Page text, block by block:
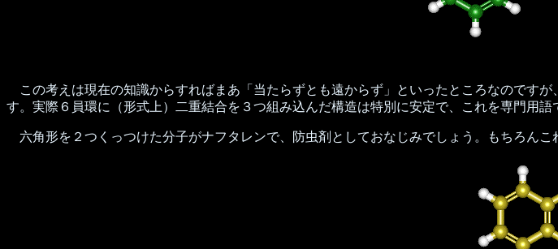
この考えは現在の知識からすればまあ「当たらずとも遠からず」といったところなのです
す。実際６員環に（形式上）二重結合を３つ組み込んだ構造は特別に安定で、これを専門用
六角形を２つくっつけた分子がナフタレンで、防虫剤としておなじみでしょう。もちろんこ